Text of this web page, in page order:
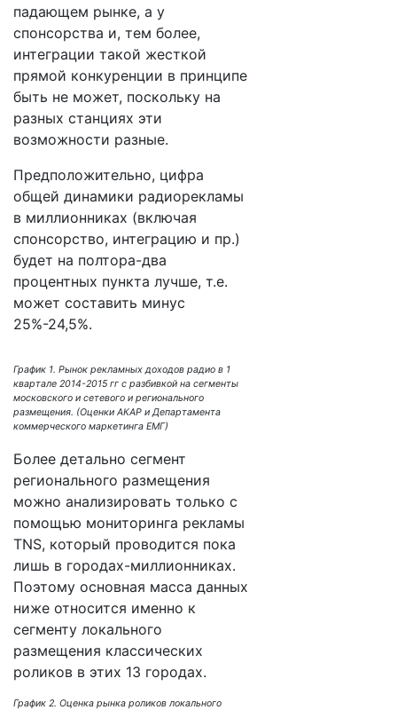
падающем рынке, а у
спонсорства и, тем более,
интеграции такой жесткой
прямой конкуренции в принципе
быть не может, поскольку на
разных станциях эти
возможности разные.
Предположительно, цифра
общей динамики радиорекламы
в миллионниках (включая
спонсорство, интеграцию и пр.)
будет на полтора-два
процентных пункта лучше, т.е.
может составить минус
25%-24,5%.
График 1. Рынок рекламных доходов радио в 1
квартале 2014-2015 гг с разбивкой на сегменты
московского и сетевого и регионального
размещения. (Оценки АКАР и Департамента
коммерческого маркетинга ЕМГ)
Более детально сегмент
регионального размещения
можно анализировать только с
помощью мониторинга рекламы
TNS, который проводится пока
лишь в городах-миллионниках.
Поэтому основная масса данных
ниже относится именно к
сегменту локального
размещения классических
роликов в этих 13 городах.
График 2. Оценка рынка роликов локального